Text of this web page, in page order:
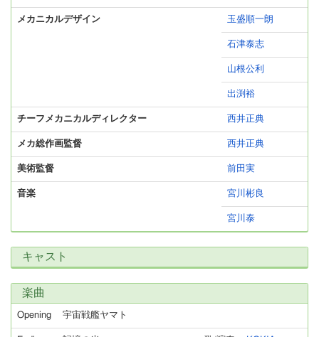
メカニカルデザイン 玉盛順一朗
石津泰志
山根公利
出渕裕
チーフメカニカルディレクター 西井正典
メカ総作画監督 西井正典
美術監督 前田実
音楽 宮川彬良
宮川泰
キャスト
楽曲
Opening 宇宙戦艦ヤマト